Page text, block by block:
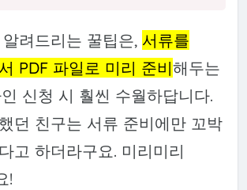
려드리는 꿀팁은, 서류를
PDF 파일로 미리 준비해두는
신청 시 훨씬 수월하답니다.
던 친구는 서류 준비에만 꼬박
고 하더라구요. 미리미리
!